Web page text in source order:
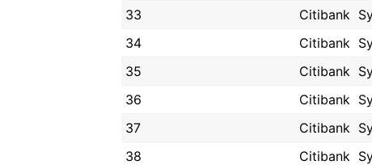
33
Citibank
34
Citibank
35
Citibank
36
Citibank
37
Citibank
38
Citibank